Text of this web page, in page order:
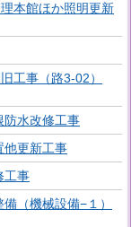
本館ほか照明更新
工事（路3-02）
防水改修工事
他更新工事
工事
（機械設備−１）